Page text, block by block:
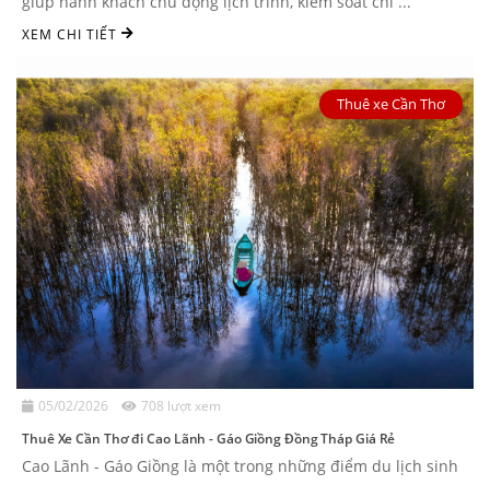
XEM CHI TIẾT
Thuê xe Cần Thơ
05/02/2026 708 lượt xem
Thuê Xe Cần Thơ đi Cao Lãnh - Gáo Giồng Đồng Tháp Giá Rẻ
Cao Lãnh - Gáo Giồng là một trong những điểm du lịch sinh